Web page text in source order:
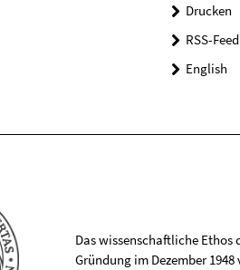
Drucken
RSS-
English
Das wissenschaftliche
Gründung im Dezember